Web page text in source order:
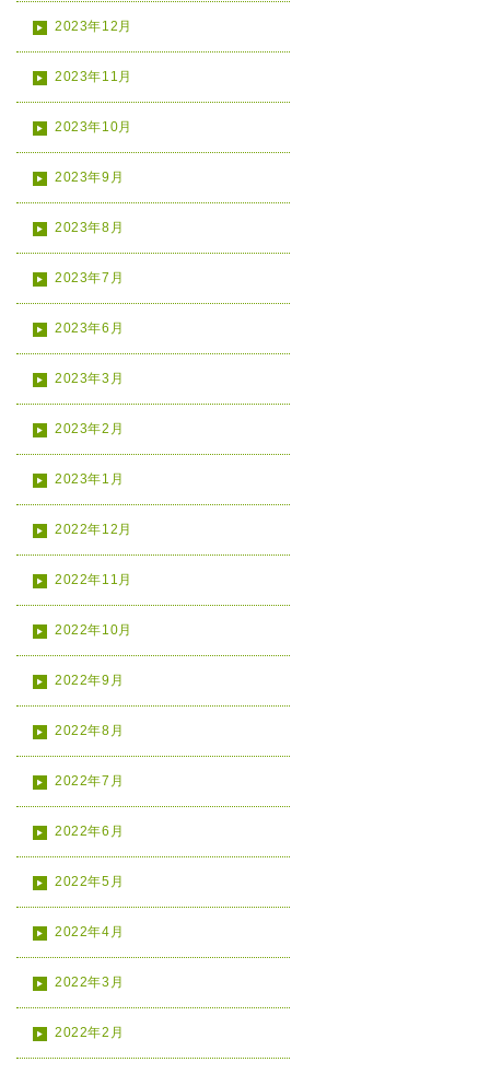
2023年12月
2023年11月
2023年10月
2023年9月
2023年8月
2023年7月
2023年6月
2023年3月
2023年2月
2023年1月
2022年12月
2022年11月
2022年10月
2022年9月
2022年8月
2022年7月
2022年6月
2022年5月
2022年4月
2022年3月
2022年2月